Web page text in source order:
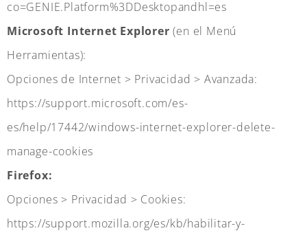
co=GENIE.Platform%3DDesktopandhl=es
Microsoft Internet Explorer (en el Menú
Herramientas):
Opciones de Internet > Privacidad > Avanzada:
https://support.microsoft.com/es-
es/help/17442/windows-internet-explorer-delete-
manage-cookies
Firefox:
Opciones > Privacidad > Cookies:
https://support.mozilla.org/es/kb/habilitar-y-